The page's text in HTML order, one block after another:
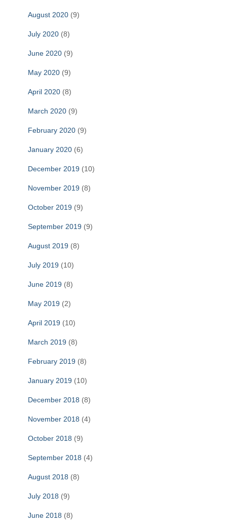
August 2020 (9)
July 2020 (8)
June 2020 (9)
May 2020 (9)
April 2020 (8)
March 2020 (9)
February 2020 (9)
January 2020 (6)
December 2019 (10)
November 2019 (8)
October 2019 (9)
September 2019 (9)
August 2019 (8)
July 2019 (10)
June 2019 (8)
May 2019 (2)
April 2019 (10)
March 2019 (8)
February 2019 (8)
January 2019 (10)
December 2018 (8)
November 2018 (4)
October 2018 (9)
September 2018 (4)
August 2018 (8)
July 2018 (9)
June 2018 (8)